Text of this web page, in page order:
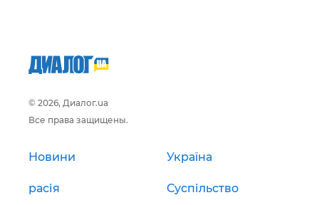
© 2026, Диалог.ua
Все права защищены.
Новини Україна
расія Суспільство